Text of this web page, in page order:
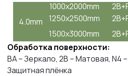
4.0mm
1000x2000mm
1250x2500mm
1500x3000mm
Обработка поверхности:
BA – Зеркало, 2B – Матовая, N4
Защитная плёнка